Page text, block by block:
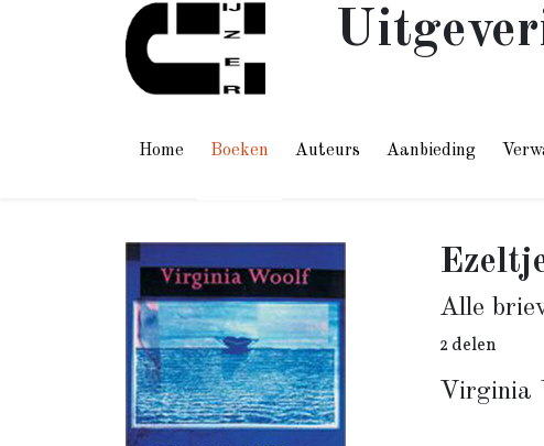
Home Boeken Auteurs Aanbieding
Alle
2 delen
Virginia